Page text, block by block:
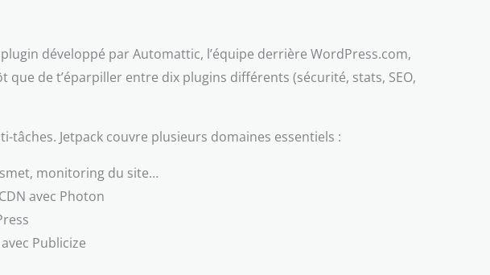
développé par Automattic, l’équipe derrière WordPress.com,
de t’éparpiller entre dix plugins différents (sécurité, stats, SEO,
tâches. Jetpack couvre plusieurs domaines essentiels :
monitoring du site…
avec Photon
Publicize